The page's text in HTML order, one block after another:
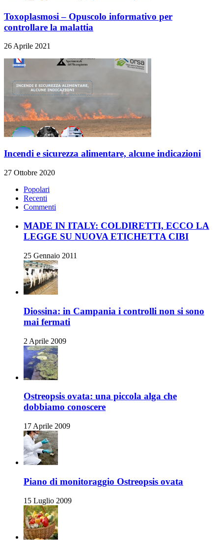
Toxoplasmosi – Opuscolo informativo per
controllare la malattia
26 Aprile 2021
Incendi e sicurezza alimentare, alcune indicazioni
27 Ottobre 2020
Popolari
Recenti
Commenti
MADE IN ITALY: COLDIRETTI, ECCO LA
LEGGE SU NUOVA ETICHETTA CIBI
25 Gennaio 2011
Diossina: in Campania i controlli non si sono
mai fermati
2 Aprile 2009
Ostreopsis ovata: una piccola alga che
dobbiamo conoscere
17 Aprile 2009
Piano di monitoraggio Ostreopsis ovata
15 Luglio 2009